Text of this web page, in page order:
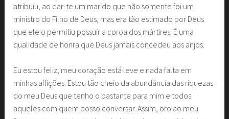
atribuiu, ao dar-te um marido que não somente foi um
ministro do Filho de Deus, mas era tão estimado por Deus
que ele o permitiu possuir a coroa dos mártires. É uma
qualidade de honra que Deus jamais concedeu aos anjos.
Eu estou feliz; meu coração está leve e nada falta em
minhas aflições. Estou tão cheio da abundância das riquezas
do meu Deus que tenho o bastante para mim e todos
aqueles com quem posso conversar. Assim, oro ao meu